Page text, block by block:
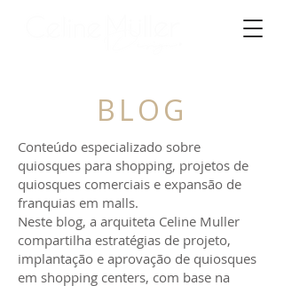
BLOG
Conteúdo especializado sobre
quiosques para shopping, projetos de
quiosques comerciais e expansão de
franquias em malls.
Neste blog, a arquiteta Celine Muller
compartilha estratégias de projeto,
implantação e aprovação de quiosques
em shopping centers, com base na